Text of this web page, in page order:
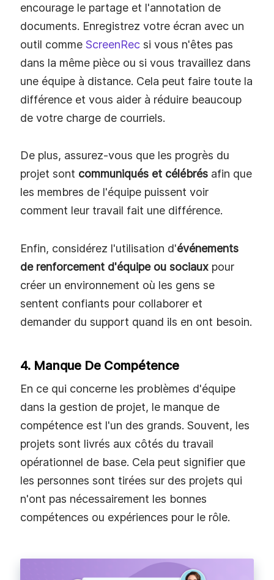
encourage le partage et l'annotation de
documents. Enregistrez votre écran avec un
outil comme ScreenRec si vous n'êtes pas
dans la même pièce ou si vous travaillez dans
une équipe à distance. Cela peut faire toute la
différence et vous aider à réduire beaucoup
de votre charge de courriels.
De plus, assurez-vous que les progrès du
projet sont communiqués et célébrés afin que
les membres de l'équipe puissent voir
comment leur travail fait une différence.
Enfin, considérez l'utilisation d'événements
de renforcement d'équipe ou sociaux pour
créer un environnement où les gens se
sentent confiants pour collaborer et
demander du support quand ils en ont besoin.
4. Manque De Compétence
En ce qui concerne les problèmes d'équipe
dans la gestion de projet, le manque de
compétence est l'un des grands. Souvent, les
projets sont livrés aux côtés du travail
opérationnel de base. Cela peut signifier que
les personnes sont tirées sur des projets qui
n'ont pas nécessairement les bonnes
compétences ou expériences pour le rôle.